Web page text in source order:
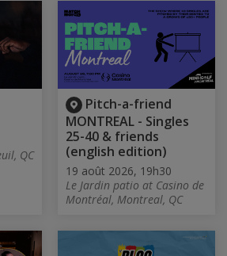
QC
Pitch-a-friend
MONTREAL - Singles
25-40 & friends
(english edition)
19 août 2026, 19h30
Le Jardin patio at Casino de
Montréal, Montreal, QC